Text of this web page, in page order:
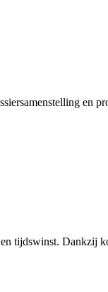
en
tijdswinst. Dankzij